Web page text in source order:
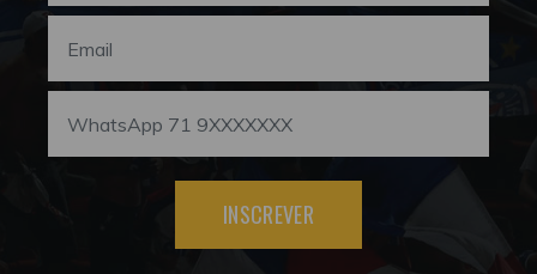
INSCREVER